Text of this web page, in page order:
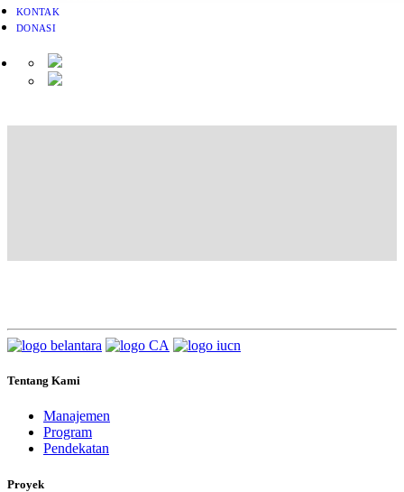
KONTAK
DONASI
Tentang Kami
Manajemen
Program
Pendekatan
Proyek